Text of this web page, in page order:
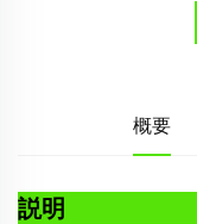
概要
説明